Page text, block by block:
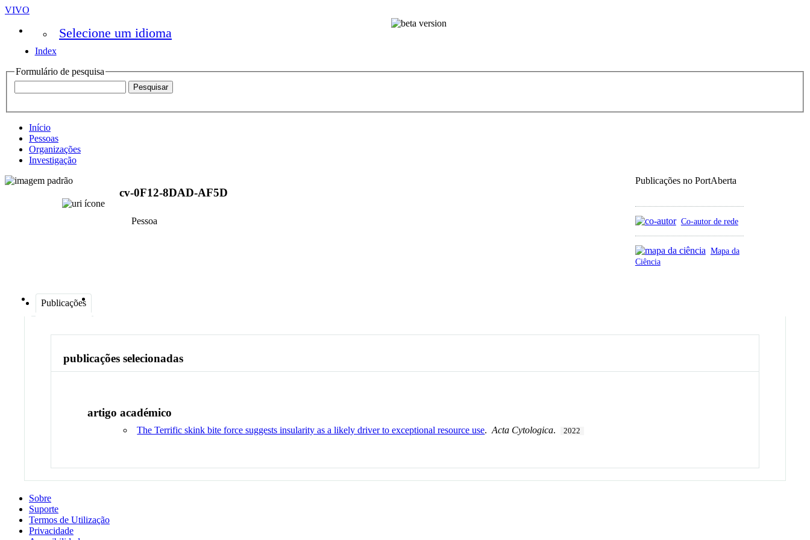
VIVO
Selecione um idioma
Index
Formulário de pesquisa
Início
Pessoas
Organizações
Investigação
Publicações no PortAberta
Co-autor de rede
Mapa da
Ciência
cv-0F12-8DAD-AF5D
Pessoa
Publicações
publicações selecionadas
artigo académico
The Terrific skink bite force suggests insularity as a likely driver to exceptional resource use.Acta Cytologica. 2022
Sobre
Suporte
Termos de Utilização
Privacidade